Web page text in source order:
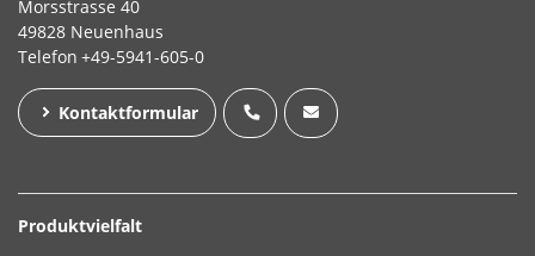
Morsstrasse 40
49828 Neuenhaus
Telefon +49-5941-605-0
Kontaktformular
Produktvielfalt